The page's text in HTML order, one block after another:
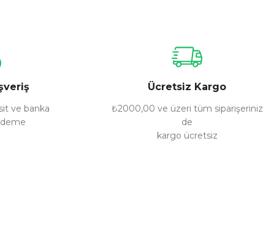
bilgiler bulunuyor.
bulunuyor.
daha pahalı.
olmalı.
ve banka
Ücretsiz Kargo
₺2000,00 ve üzeri tüm siparişeriniz
de
kargo ücretsiz